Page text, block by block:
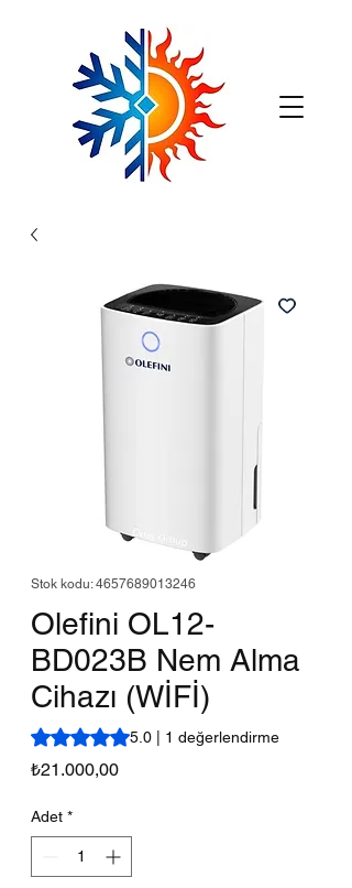
Stok kodu: 4657689013246
Olefini OL12-
BD023B Nem Alma
Cihazı (WİFİ)
1 değerlendirmeye göre beş yıldız
5.0 | 1 değerlendirme
₺21.000,00Fiyat
Adet *